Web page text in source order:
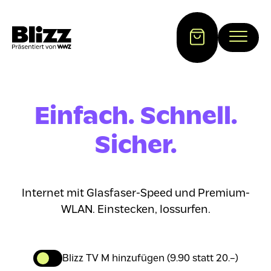
Einfach. Schnell.
Sicher.
Internet mit Glasfaser-Speed und Premium-
WLAN. Einstecken, lossurfen.
Blizz TV M hinzufügen (9.90 statt 20.–)